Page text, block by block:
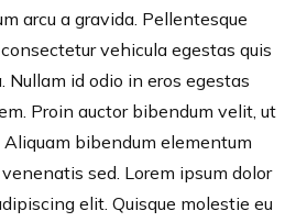
arcu a gravida. Pellentesque
vehicula egestas quis
Nullam id odio in eros egestas
Proin auctor bibendum velit, ut
bibendum elementum
sed. Lorem ipsum dolor
elit. Quisque molestie eu